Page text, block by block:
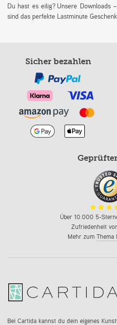
Du hast es eilig? Unsere
sind das perfekte Lastminute Geschenk.
Sicher bezahlen
Über 10.000 5-
Zufriedenheit
Mehr zum Thema
Bei Cartida kannst du dein eigenes